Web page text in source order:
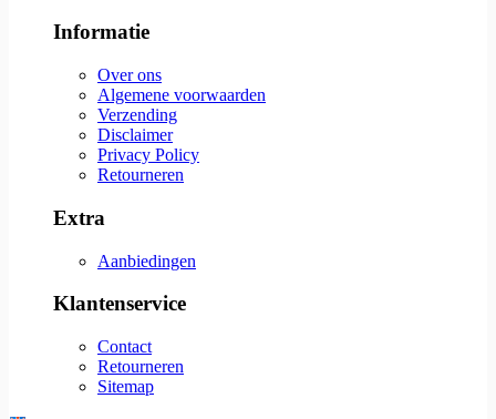
Informatie
Over ons
Algemene voorwaarden
Verzending
Disclaimer
Privacy Policy
Retourneren
Extra
Aanbiedingen
Klantenservice
Contact
Retourneren
Sitemap